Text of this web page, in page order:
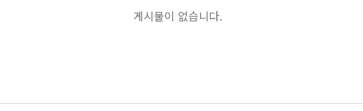
게시물이 없습니다.